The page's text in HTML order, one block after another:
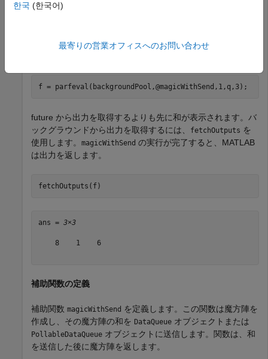
PollableDataQueue
parfevalとbackgroundPoolを使用して関数magicWithSend
f = parfeval(backgroundPool,@magicWithSend,1,q,3);
future から出力を取得するよりも先に和が表示されます。バ
ックグラウンドから出力を取得するには、
fetchOutputs を
使用します。 magicWithSend の実行が完了すると、MATLAB
は出力を返します。
fetchOutputs(f)
ans = 3×3
    8    1    6
補助関数の定義
補助関数 magicWithSend を定義します。この関数は魔方陣を
作成し、その魔方陣の和を DataQueue オブジェクトまたは
PollableDataQueue オブジェクトに送信します。関数は、和
を送信した後に魔方陣を返します。
한국 (한국어)
最寄りの営業オフィスへのお問い合わせ